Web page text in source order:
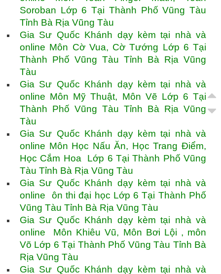
Soroban Lớp 6 Tại Thành Phố Vũng Tàu
Tỉnh Bà Rịa Vũng Tàu
Gia Sư Quốc Khánh dạy kèm tại nhà và
online Môn Cờ Vua, Cờ Tướng Lớp 6 Tại
Thành Phố Vũng Tàu Tỉnh Bà Rịa Vũng
Tàu
Gia Sư Quốc Khánh dạy kèm tại nhà và
online Môn Mỹ Thuật, Môn Vẽ Lớp 6 Tại
Thành Phố Vũng Tàu Tỉnh Bà Rịa Vũng
Tàu
Gia Sư Quốc Khánh dạy kèm tại nhà và
online Môn Học Nấu Ăn, Học Trang Điểm,
Học Cắm Hoa Lớp 6 Tại Thành Phố Vũng
Tàu Tỉnh Bà Rịa Vũng Tàu
Gia Sư Quốc Khánh dạy kèm tại nhà và
online ôn thi đại học Lớp 6 Tại Thành Phố
Vũng Tàu Tỉnh Bà Rịa Vũng Tàu
Gia Sư Quốc Khánh dạy kèm tại nhà và
online Môn Khiêu Vũ, Môn Bơi Lội , môn
Võ Lớp 6 Tại Thành Phố Vũng Tàu Tỉnh Bà
Rịa Vũng Tàu
Gia Sư Quốc Khánh dạy kèm tại nhà và